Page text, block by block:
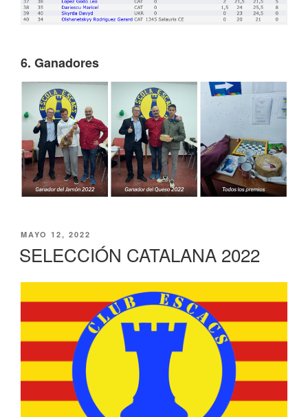
6. Ganadores
PUBLICADO
MAYO 12, 2022
SELECCIÓN CATALANA 2022